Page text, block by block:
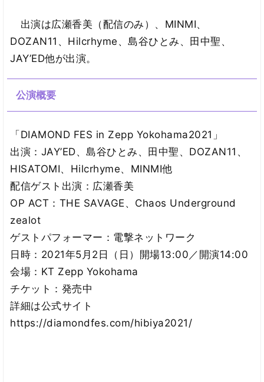
出演は広瀬香美（配信のみ）、MINMI、
DOZAN11、Hilcrhyme、島谷ひとみ、田中聖、
JAY’ED他が出演。
公演概要
「DIAMOND FES in Zepp Yokohama2021」
出演：JAY’ED、島谷ひとみ、田中聖、DOZAN11、
HISATOMI、Hilcrhyme、MINMI他
配信ゲスト出演：広瀬香美
OP ACT：THE SAVAGE、Chaos Underground
zealot
ゲストパフォーマー：電撃ネットワーク
日時：2021年5月2日（日）開場13:00／開演14:00
会場：KT Zepp Yokohama
チケット：発売中
詳細は公式サイト
https://diamondfes.com/hibiya2021/